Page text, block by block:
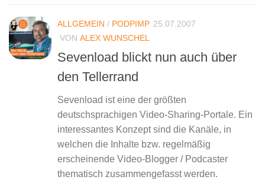
ALLGEMEIN / PODPIMP 25.07.2007
VON ALEX WUNSCHEL
Sevenload blickt nun auch über
den Tellerrand
Sevenload ist eine der größten
deutschsprachigen Video-Sharing-Portale. Ein
interessantes Konzept sind die Kanäle, in
welchen die Inhalte bzw. regelmäßig
erscheinende Video-Blogger / Podcaster
thematisch zusammengefasst werden.